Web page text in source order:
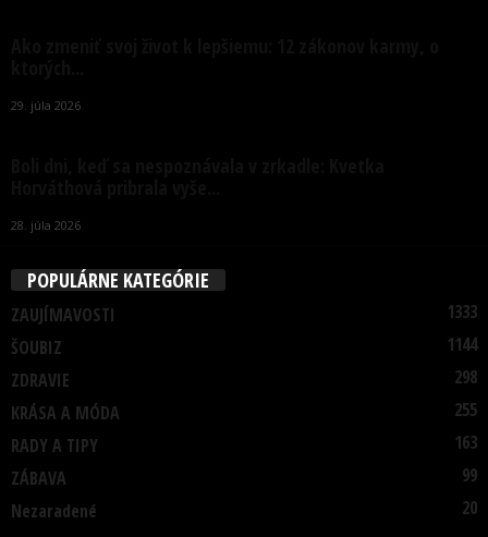
29. júla 2026
28. júla 2026
POPULÁRNE KATEGÓRIE
ZAUJÍMAVOSTI
1333
ŠOUBIZ
1144
ZDRAVIE
298
KRÁSA A MÓDA
255
RADY A TIPY
163
ZÁBAVA
99
Nezaradené
20